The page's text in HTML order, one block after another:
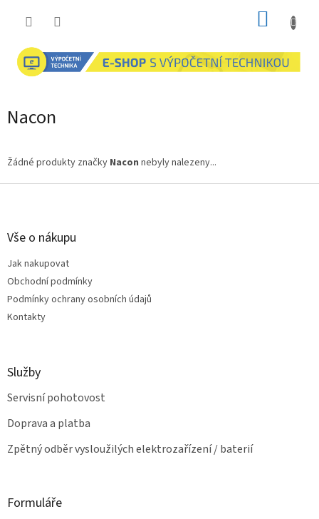
Nacon
Žádné produkty značky Nacon nebyly nalezeny...
Z
Vše o nákupu
Jak nakupovat
Obchodní podmínky
Podmínky ochrany osobních údajů
Kontakty
Služby
Servisní pohotovost
Doprava a platba
Zpětný odběr vysloužilých elektrozařízení / baterií
Formuláře